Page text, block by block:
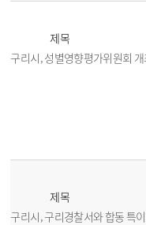
제목
구리시, 성별영향평가위원회
제목
구리시, 구리경찰서와 합동 특